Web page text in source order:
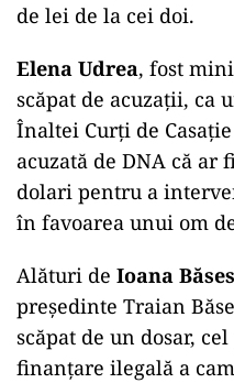
de lei de la cei doi.
Elena Udrea, fost
scăpat de acuzații, ca
Înaltei Curți de
acuzată de DNA că
dolari pentru a
în favoarea unui om
Alături de Ioana
președinte Traian
scăpat de un dosar,
finanțare ilegală a